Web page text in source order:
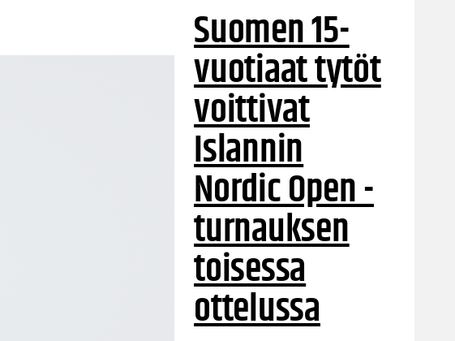
Suomen 15-
vuotiaat tytöt
voittivat
Islannin
Nordic Open -
turnauksen
toisessa
ottelussa